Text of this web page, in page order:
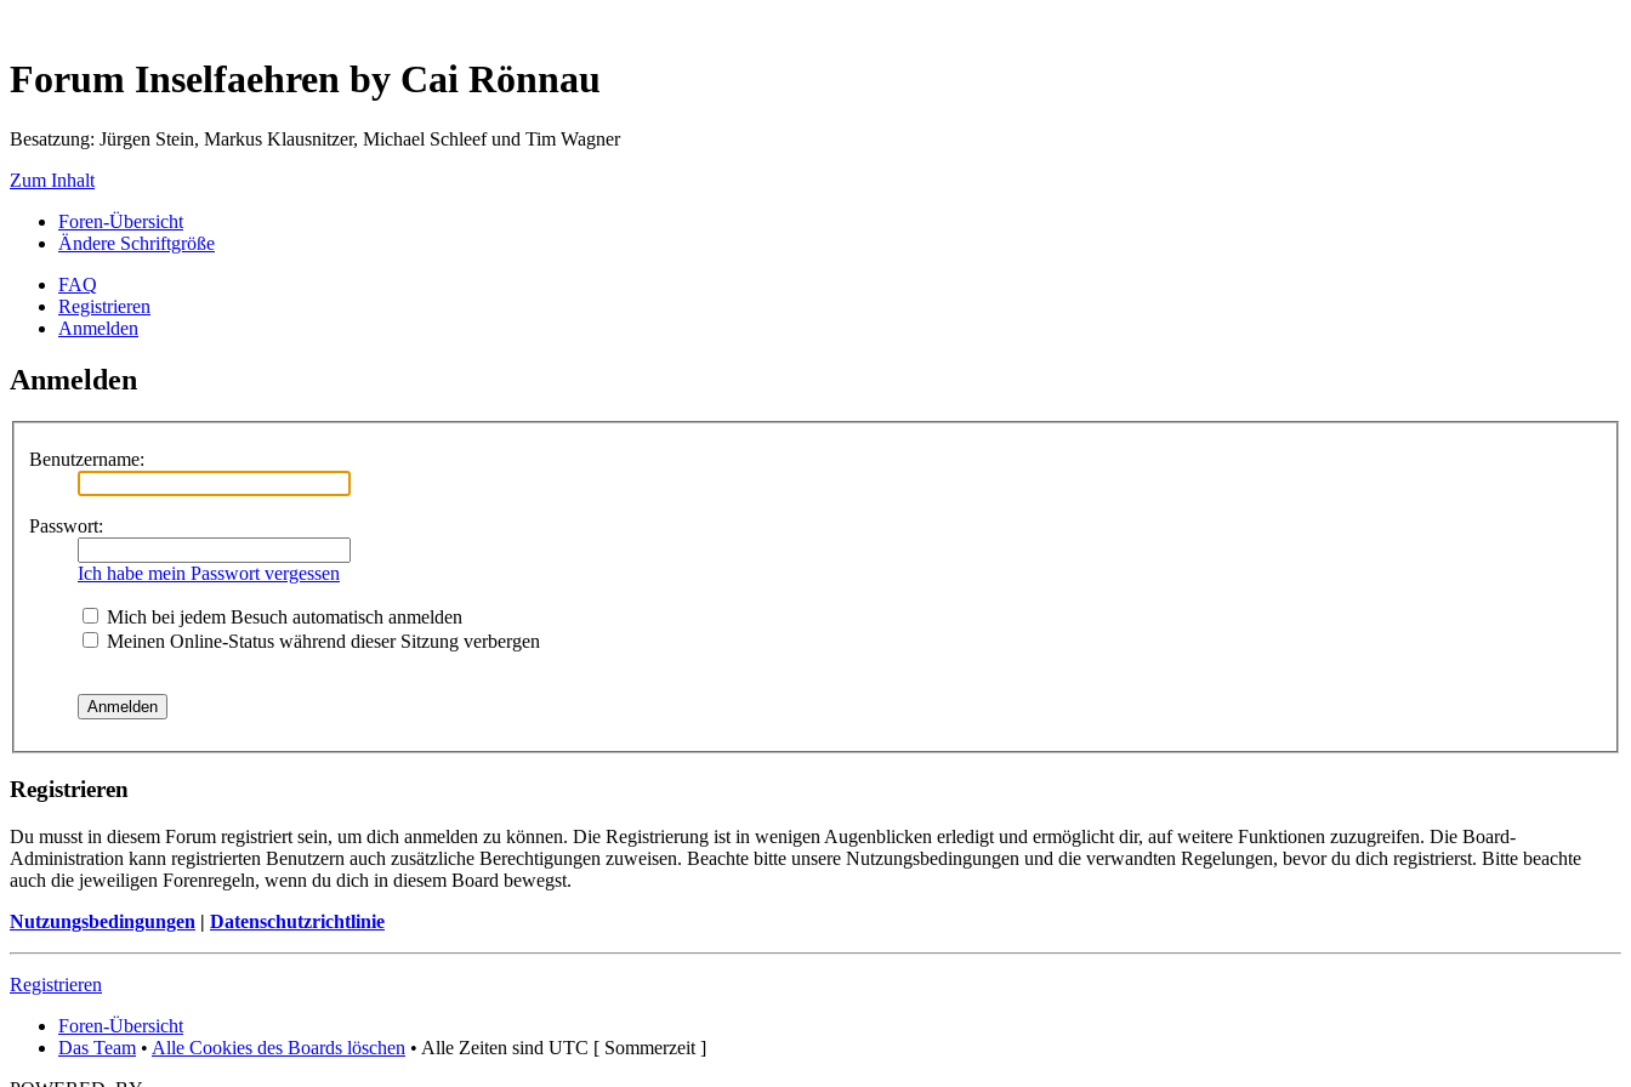
Forum Inselfaehren by Cai Rönnau
Besatzung: Jürgen Stein, Markus Klausnitzer, Michael Schleef und Tim Wagner
Zum Inhalt
Foren-Übersicht
Ändere Schriftgröße
FAQ
Registrieren
Anmelden
Anmelden
Benutzername:
Passwort:
Ich habe mein Passwort vergessen
Mich bei jedem Besuch automatisch anmelden
Meinen Online-Status während dieser Sitzung verbergen
Registrieren
Du musst in diesem Forum registriert sein, um dich anmelden zu können. Die Registrierung ist in wenigen Augenblicken erledigt und ermöglicht dir, auf weitere Funktionen zuzugreifen. Die Board-
Administration kann registrierten Benutzern auch zusätzliche Berechtigungen zuweisen. Beachte bitte unsere Nutzungsbedingungen und die verwandten Regelungen, bevor du dich registrierst. Bitte beachte
auch die jeweiligen Forenregeln, wenn du dich in diesem Board bewegst.
Nutzungsbedingungen | Datenschutzrichtlinie
Registrieren
Foren-Übersicht
Das Team • Alle Cookies des Boards löschen • Alle Zeiten sind UTC [ Sommerzeit ]